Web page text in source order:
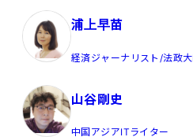
浦上早苗
経済ジャーナリスト/法政
山谷剛史
中国アジアITライター